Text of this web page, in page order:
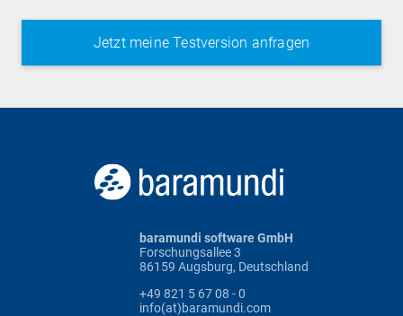
baramundi software GmbH
Forschungsallee 3
86159 Augsburg, Deutschland
+49 821 5 67 08 - 0
info(at)baramundi.com